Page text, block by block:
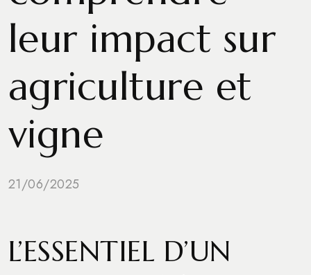
leur impact sur
agriculture et
vigne
21/06/2025
L’ESSENTIEL D’UN